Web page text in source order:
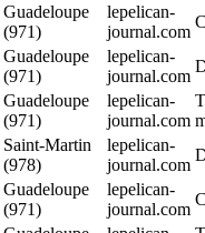
Guadeloupe
(971)
lepelican-
journal.com
Guadeloupe
(971)
lepelican-
journal.com
Guadeloupe
(971)
lepelican-
journal.com
Saint-Martin
(978)
lepelican-
journal.com
Guadeloupe
(971)
lepelican-
journal.com